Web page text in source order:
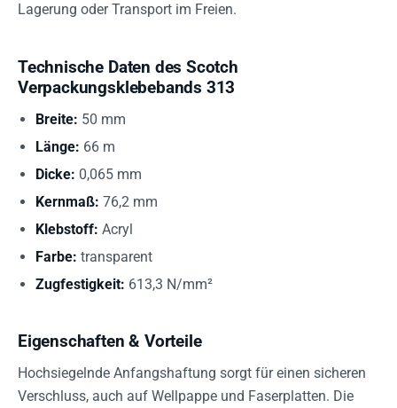
Lagerung oder Transport im Freien.
Technische Daten des Scotch
Verpackungsklebebands 313
Breite: 50 mm
Länge: 66 m
Dicke: 0,065 mm
Kernmaß: 76,2 mm
Klebstoff: Acryl
Farbe: transparent
Zugfestigkeit: 613,3 N/mm²
Eigenschaften & Vorteile
Hochsiegelnde Anfangshaftung sorgt für einen sicheren
Verschluss, auch auf Wellpappe und Faserplatten. Die